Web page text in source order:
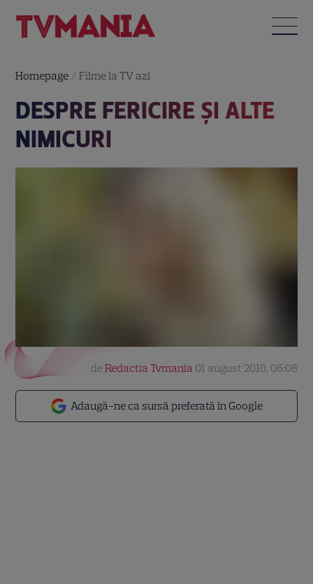
Homepage /Filme la TV azi
DESPRE FERICIRE ŞI ALTE
NIMICURI
Adaugă-ne ca sursă preferată în Google
deRedactia Tvmania 01 august 2010, 06:08